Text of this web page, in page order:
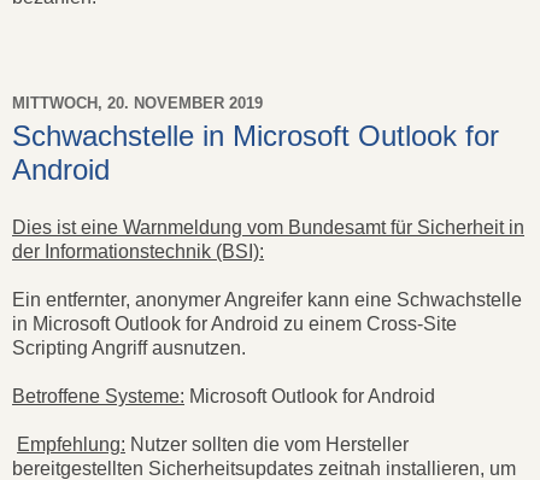
MITTWOCH, 20. NOVEMBER 2019
Schwachstelle in Microsoft Outlook for
Android
Dies ist eine Warnmeldung vom Bundesamt für Sicherheit in
der Informationstechnik (BSI):
Ein entfernter, anonymer Angreifer kann eine Schwachstelle
in Microsoft Outlook for Android zu einem Cross-Site
Scripting Angriff ausnutzen.
Betroffene Systeme: Microsoft Outlook for Android
Empfehlung: Nutzer sollten die vom Hersteller
bereitgestellten Sicherheitsupdates zeitnah installieren, um